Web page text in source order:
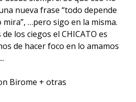
nueva frase “todo depende
mira”, …pero sigo en la misma.
los ciegos el CHICATO es
de hacer foco en lo amamos
Birome + otras